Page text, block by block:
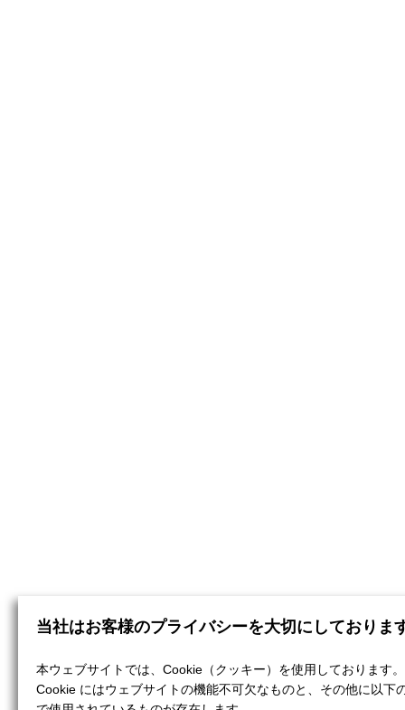
当社はお客様のプライバシーを大切にしておりま
本ウェブサイトでは、Cookie（クッキー）を使用しております。
Cookie にはウェブサイトの機能不可欠なものと、その他に以下